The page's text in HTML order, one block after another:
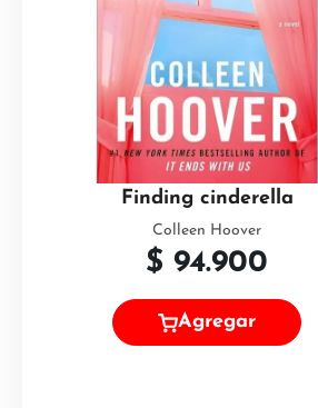
Finding cinderella
Colleen Hoover
$ 94.900
Agregar